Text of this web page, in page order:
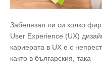
Забелязал ли си колко
User Experience (UX)
кариерата в UX е с
както в българския, така